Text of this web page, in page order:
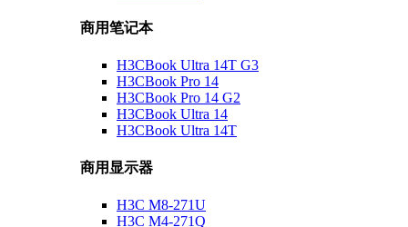
商用笔记本
H3CBook Ultra 14T G3
H3CBook Pro 14
H3CBook Pro 14 G2
H3CBook Ultra 14
H3CBook Ultra 14T
商用显示器
H3C M8-271U
H3C M4-271Q